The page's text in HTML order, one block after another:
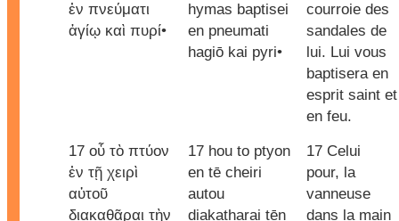
ἐν πνεύματι
ἁγίῳ καὶ πυρί•
hymas baptisei
en pneumati
hagiō kai pyri•
courroie des
sandales de
lui. Lui vous
baptisera en
esprit saint et
en feu.
17 οὗ τὸ πτύον
ἐν τῇ χειρὶ
αὐτοῦ
διακαθᾶραι τὴν
17 hou to ptyon
en tē cheiri
autou
diakatharai tēn
17 Celui
pour, la
vanneuse
dans la main